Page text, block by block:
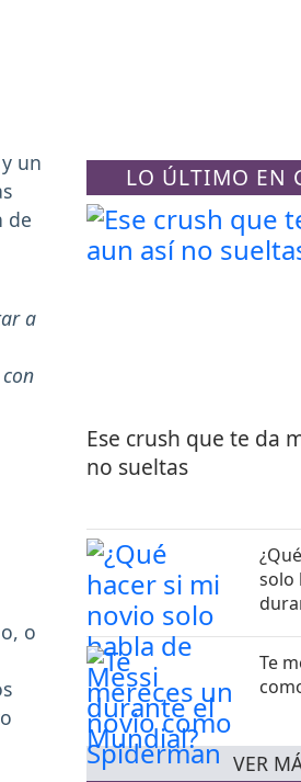
un
de
a
o
LO ÚLTIMO EN
Ese crush que te da
no sueltas
solo
Te
VER